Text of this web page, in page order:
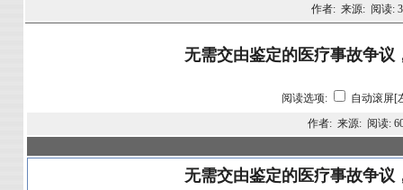
作者: 来源: 阅读:
无需交由鉴定的医疗事故争议
阅读选项:
自动滚屏[
作者: 来源: 阅读:
无需交由鉴定的医疗事故争议